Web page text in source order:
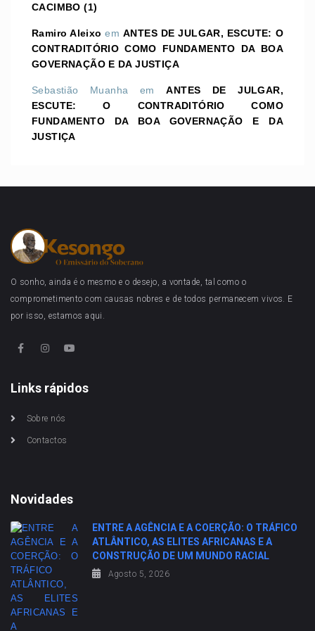
CACIMBO (1)
Ramiro Aleixo emANTES DE JULGAR, ESCUTE: O
CONTRADITÓRIO COMO FUNDAMENTO DA BOA
GOVERNAÇÃO E DA JUSTIÇA
Sebastião Muanha emANTES DE JULGAR,
ESCUTE: O CONTRADITÓRIO COMO
FUNDAMENTO DA BOA GOVERNAÇÃO E DA
JUSTIÇA
O sonho, ainda é o mesmo e o desejo, a vontade, tal como o
comprometimento com causas nobres e de todos permanecem vivos. E
por isso, estamos aqui.
Links rápidos
Sobre nós
Contactos
Novidades
ENTRE A AGÊNCIA E A COERÇÃO: O TRÁFICO
ATLÂNTICO, AS ELITES AFRICANAS E A
CONSTRUÇÃO DE UM MUNDO RACIAL
Agosto 5, 2026